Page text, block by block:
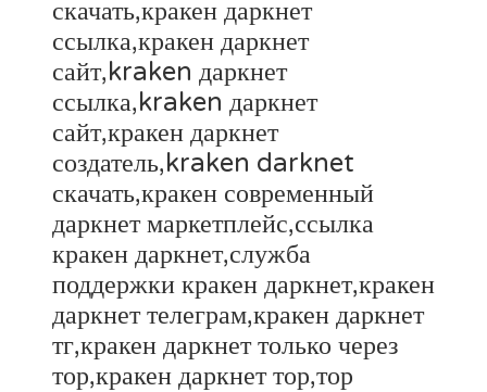
скачать,кракен даркнет
ссылка,кракен даркнет
сайт,kraken даркнет
ссылка,kraken даркнет
сайт,кракен даркнет
создатель,kraken darknet
скачать,кракен современный
даркнет маркетплейс,ссылка
кракен даркнет,служба
поддержки кракен даркнет,кракен
даркнет телеграм,кракен даркнет
тг,кракен даркнет только через
тор,кракен даркнет тор,тор